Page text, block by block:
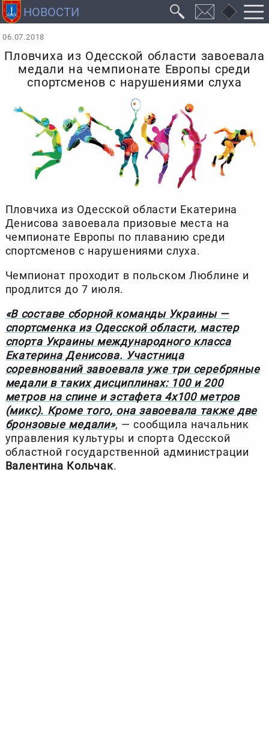
06.07.2018
Пловчиха из Одесской области завоевала
медали на чемпионате Европы среди
спортсменов с нарушениями слуха
Пловчиха из Одесской области Екатерина
Денисова завоевала призовые места на
чемпионате Европы по плаванию среди
спортсменов с нарушениями слуха.
Чемпионат проходит в польском Люблине и
продлится до 7 июля.
«В составе сборной команды Украины —
спортсменка из Одесской области, мастер
спорта Украины международного класса
Екатерина Денисова. Участница
соревнований завоевала уже три серебряные
медали в таких дисциплинах: 100 и 200
метров на спине и эстафета 4х100 метров
(микс). Кроме того, она завоевала также две
бронзовые медали», — сообщила начальник
управления культуры и спорта Одесской
областной государственной администрации
Валентина Кольчак.